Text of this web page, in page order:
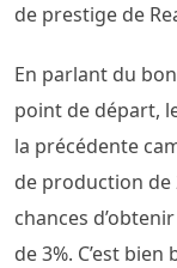
de prestige de
En parlant du
point de départ,
la précédente
de production de
chances
de 3%. C’est bien